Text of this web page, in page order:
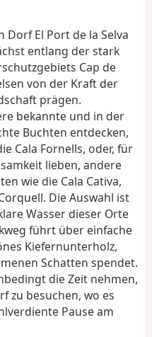
a
El Port de la Selva
entlang der stark
Cap de
von der Kraft der
prägen.
bekannte und in der
Buchten entdecken,
Cala Fornells, oder, für
lieben, andere
wie die Cala Cativa,
Die Auswahl ist
Wasser dieser Orte
führt über einfache
Kiefernunterholz,
Schatten spendet.
die Zeit nehmen,
zu besuchen, wo es
Pause am